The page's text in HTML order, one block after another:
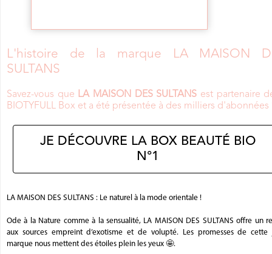
L'histoire de la marque LA MAISON
SULTANS
Savez-vous que LA MAISON DES SULTANS est partenaire
BIOTYFULL Box et a été présentée à des milliers d'abonnées
JE DÉCOUVRE LA BOX BEAUTÉ BIO
N°1
LA MAISON DES SULTANS : Le naturel à la mode orientale !
Ode à la Nature comme à la sensualité, LA MAISON DES SULTANS offre un
aux sources empreint d’exotisme et de volupté. Les promesses de cette
marque nous mettent des étoiles plein les yeux 🤩.